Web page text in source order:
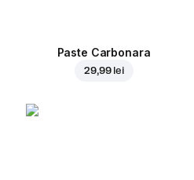
Paste Carbonara
29,99 lei